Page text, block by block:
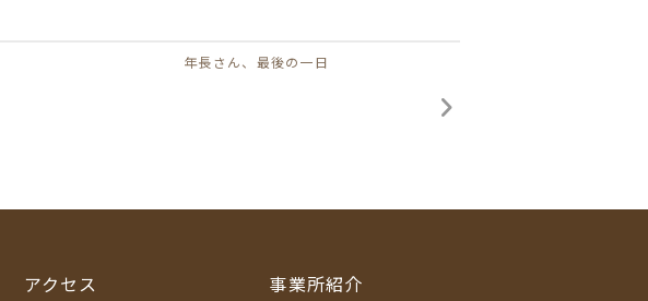
年長さん、最後の一日
アクセス 事業所紹介